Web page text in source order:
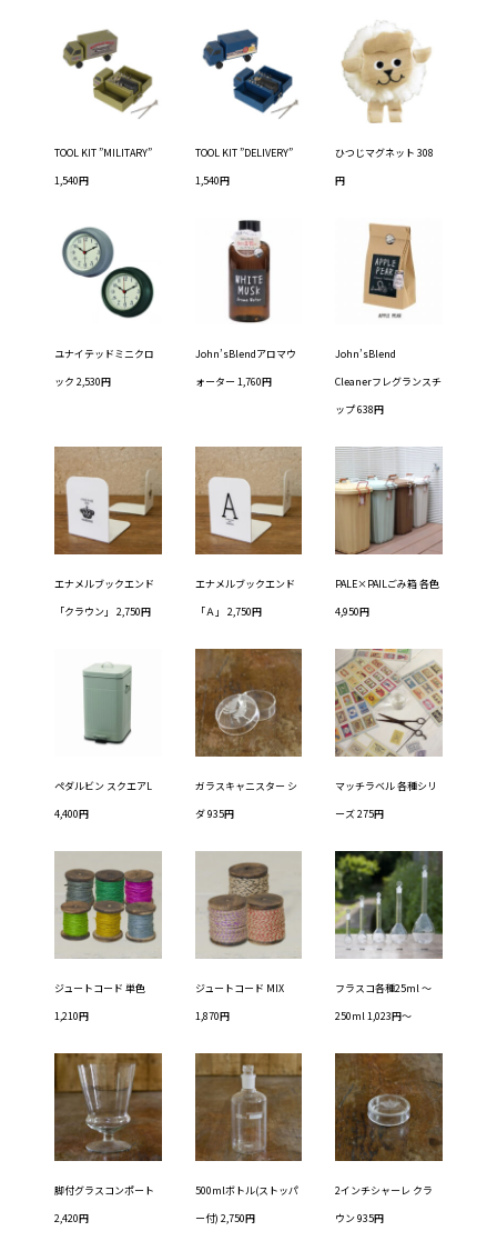
TOOL KIT ”MILITARY”
1,540円
TOOL KIT ”DELIVERY”
1,540円
ひつじマグネット 308
円
ユナイテッドミニクロ
ック 2,530円
John’sBlendアロマウ
ォーター 1,760円
John’sBlend
Cleanerフレグランスチ
ップ 638円
エナメルブックエンド
「クラウン」 2,750円
エナメルブックエンド
「Ａ」 2,750円
PALE×PAILごみ箱 各色
4,950円
ペダルビン スクエアL
4,400円
ガラスキャニスター シ
ダ 935円
マッチラベル 各種シリ
ーズ 275円
ジュートコード 単色
1,210円
ジュートコード MIX
1,870円
フラスコ各種25ml ～
250ml 1,023円～
脚付グラスコンポート
2,420円
500mlボトル(ストッパ
ー付) 2,750円
2インチシャーレ クラ
ウン 935円